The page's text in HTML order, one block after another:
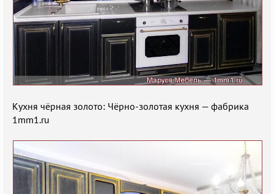
Кухня чёрная золото: Чёрно-золотая кухня — фабрика
1mm1.ru